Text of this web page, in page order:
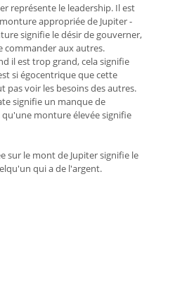
représente le leadership. Il est
appropriée de Jupiter -
signifie le désir de gouverner,
commander aux autres.
il est trop grand, cela signifie
si égocentrique que cette
pas voir les besoins des autres.
signifie un manque de
monture élevée signifie
sur le mont de Jupiter signifie le
qui a de l'argent.